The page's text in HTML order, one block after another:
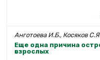
Анготоева И.Б., Косяков
Еще одна причина
взрослых